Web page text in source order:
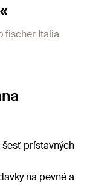
fischer Italia
prístavných
na pevné a